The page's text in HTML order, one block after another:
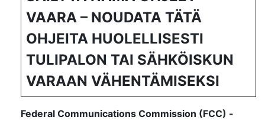
VAARA – NOUDATA TÄTÄ
OHJEITA HUOLELLISESTI
TULIPALON TAI SÄHKÖISKUN
VARAAN VÄHENTÄMISEKSI
Federal Communications Commission (FCC) -